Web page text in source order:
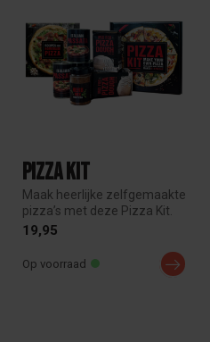
Pizza Kit
Maak heerlijke zelfgemaakte
pizza’s met deze Pizza Kit.
Inclusief deegmix, tomat...
19,95
Op voorraad